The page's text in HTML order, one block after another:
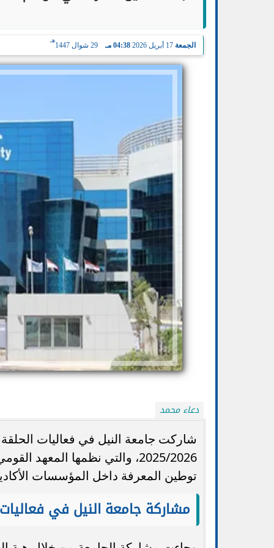
الجمعة 17 أبريل 2026 04:38 مـ 29 شوال 1447
هـ
دعاء محمد
شاركت جامعة النيل في فعاليات
2025/2026، والتي نظمها
توطين المعرفة داخل المؤسسات
مشاركة جامعة النيل في فعاليات
تنسيق الجامعات 2026.. التعليم تتيح تعديل
الرغبات أكثر من مرة حتى الأحد...
الضوابط